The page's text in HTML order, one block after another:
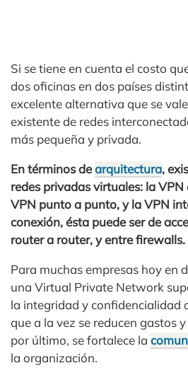
Si se tiene en cuenta el costo
dos oficinas en dos países
excelente alternativa que se
existente de redes
más pequeña y privada.
En términos dearquitectura,
redes privadas virtuales: la
VPN punto a punto, y la VPN
conexión, ésta puede ser de
router a router, y entre firewalls.
Para muchas empresas hoy en
una Virtual Private Network
la integridad y confidencialidad
que a la vez se reducen gastos
por último, se fortalece la
la organización.